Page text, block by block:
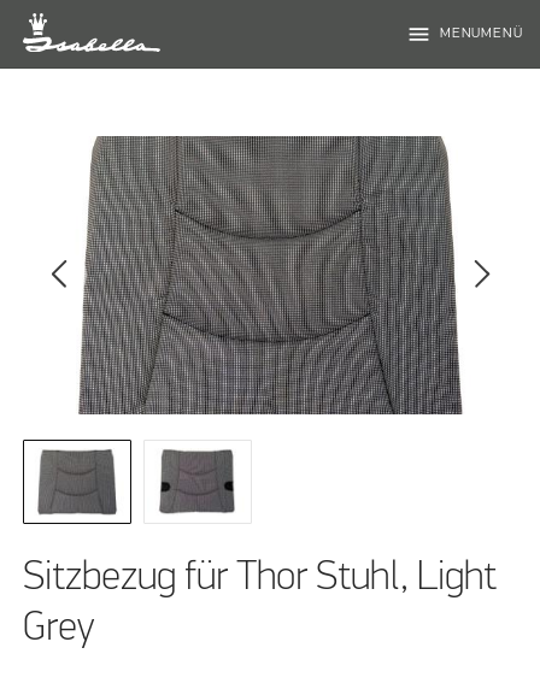
menu MENUMENÜ
Sitzbezug für Thor Stuhl, Light
Grey